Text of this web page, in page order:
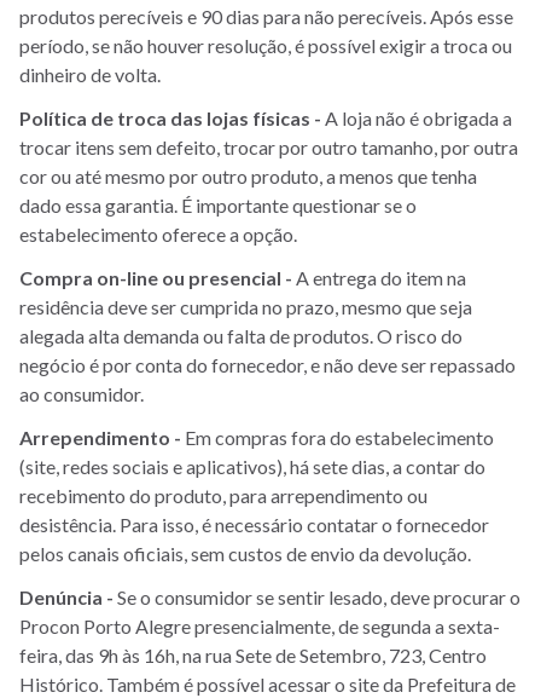
produtos perecíveis e 90 dias para não perecíveis. Após esse
período, se não houver resolução, é possível exigir a troca ou
dinheiro de volta.
Política de troca das lojas físicas - A loja não é obrigada a
trocar itens sem defeito, trocar por outro tamanho, por outra
cor ou até mesmo por outro produto, a menos que tenha
dado essa garantia. É importante questionar se o
estabelecimento oferece a opção.
Compra on-line ou presencial - A entrega do item na
residência deve ser cumprida no prazo, mesmo que seja
alegada alta demanda ou falta de produtos. O risco do
negócio é por conta do fornecedor, e não deve ser repassado
ao consumidor.
Arrependimento - Em compras fora do estabelecimento
(site, redes sociais e aplicativos), há sete dias, a contar do
recebimento do produto, para arrependimento ou
desistência. Para isso, é necessário contatar o fornecedor
pelos canais oficiais, sem custos de envio da devolução.
Denúncia - Se o consumidor se sentir lesado, deve procurar o
Procon Porto Alegre presencialmente, de segunda a sexta-
feira, das 9h às 16h, na rua Sete de Setembro, 723, Centro
Histórico. Também é possível acessar o site da Prefeitura de